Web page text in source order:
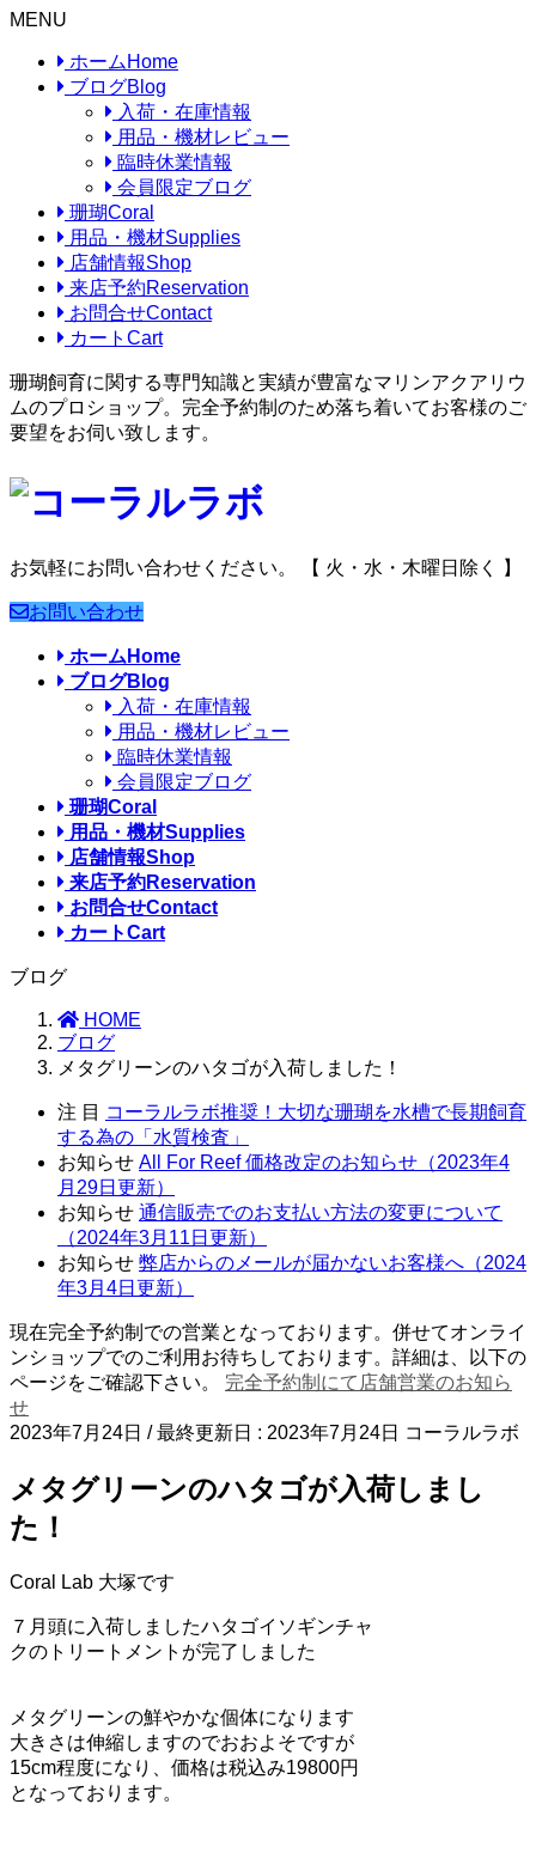
MENU
ホーム Home
ブログBlog
入荷・在庫情報
用品・機材レビュー
臨時休業情報
会員限定ブログ
珊瑚Coral
用品・機材Supplies
店舗情報Shop
来店予約Reservation
お問合せContact
カート Cart
珊瑚飼育に関する専門知識と実績が豊富なマリンアクアリウ
ムのプロショップ。完全予約制のため落ち着いてお客様のご
要望をお伺い致します。
お気軽にお問い合わせください。 【 火・水・木曜日除く 】
お問い合わせ
ホーム Home
ブログBlog
入荷・在庫情報
用品・機材レビュー
臨時休業情報
会員限定ブログ
珊瑚Coral
用品・機材Supplies
店舗情報Shop
来店予約Reservation
お問合せContact
カートCart
ブログ
HOME
ブログ
メタグリーンのハタゴが入荷しました！
注 目 コーラルラボ推奨！大切な珊瑚を水槽で長期飼育
する為の「水質検査」
お知らせ All For Reef 価格改定のお知らせ（2023年4
月29日更新）
お知らせ 通信販売でのお支払い方法の変更について
（2024年3月11日更新）
お知らせ 弊店からのメールが届かないお客様へ（2024
年3月4日更新）
現在完全予約制での営業となっております。併せてオンライ
ンショップでのご利用お待ちしております。詳細は、以下の
ページをご確認下さい。 完全予約制にて店舗営業のお知ら
せ
2023年7月24日 / 最終更新日 : 2023年7月24日 コーラルラボ
メタグリーンのハタゴが入荷しまし
た！
Coral Lab 大塚です
７月頭に入荷しましたハタゴイソギンチャ
クのトリートメントが完了しました
メタグリーンの鮮やかな個体になります
大きさは伸縮しますのでおおよそですが
15cm程度になり、価格は税込み19800円
となっております。